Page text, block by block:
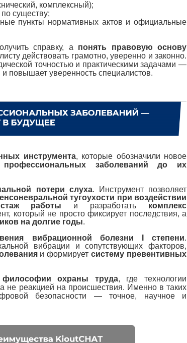
комплексный);
существу;
пункты нормативных актов и официальные
справку, а понять правовую основу
действовать грамотно, уверенно и законно.
точностью и практическими задачами —
повышает уверенность специалистов.
инструмента, которые обозначили новое
профессиональных заболеваний до их
потери слуха. Инструмент позволяет
тугоухости при воздействии
работы и разработать комплекс
который не просто фиксирует последствия, а
на долгие годы.
вибрационной болезни I степени.
вибрации и сопутствующих факторов,
и формируетсистему превентивных
охраны труда, где технологии
не реакцией на происшествия. Именно в таких
безопасности — точное, научное и